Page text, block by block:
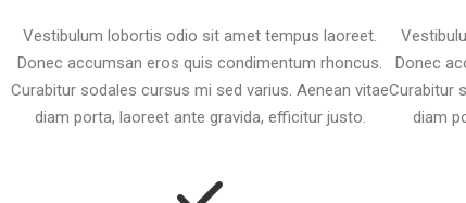
Vestibulum lobortis odio sit amet tempus laoreet.
Donec accumsan eros quis condimentum rhoncus.
Curabitur sodales cursus mi sed varius. Aenean vitae
diam porta, laoreet ante gravida, efficitur justo.
Donec
Curabitur
diam